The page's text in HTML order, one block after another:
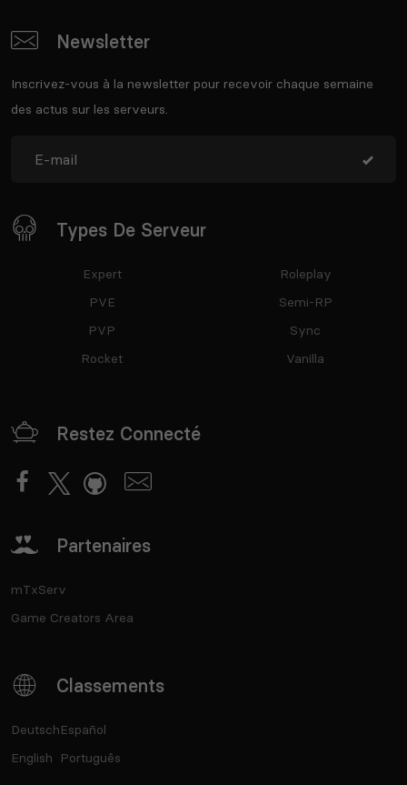
Newsletter
Inscrivez-vous à la newsletter pour recevoir chaque semaine
des actus sur les serveurs.
Types De Serveur
Expert
PVE
PVP
Rocket
Roleplay
Semi-RP
Sync
Vanilla
Restez Connecté
Partenaires
mTxServ
Game Creators Area
Classements
Deutsch
English
Español
Português